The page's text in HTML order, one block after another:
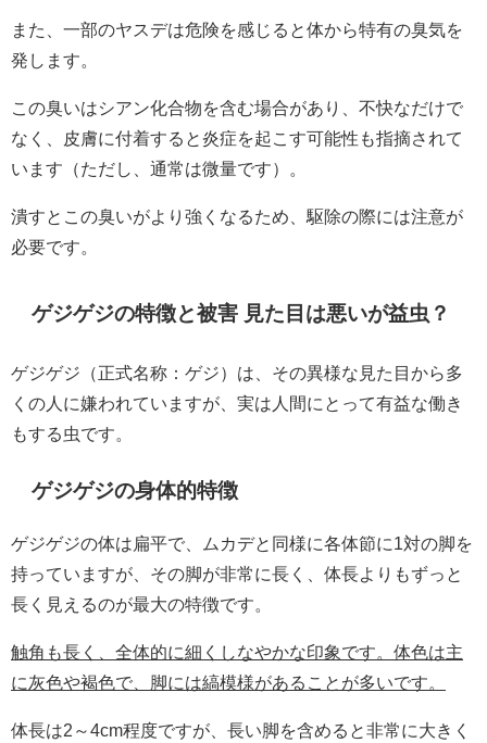
また、一部のヤスデは危険を感じると体から特有の臭気を
発します。
この臭いはシアン化合物を含む場合があり、不快なだけで
なく、皮膚に付着すると炎症を起こす可能性も指摘されて
います（ただし、通常は微量です）。
潰すとこの臭いがより強くなるため、駆除の際には注意が
必要です。
ゲジゲジの特徴と被害 見た目は悪いが益虫？
ゲジゲジ（正式名称：ゲジ）は、その異様な見た目から多
くの人に嫌われていますが、実は人間にとって有益な働き
もする虫です。
ゲジゲジの身体的特徴
ゲジゲジの体は扁平で、ムカデと同様に各体節に1対の脚を
持っていますが、その脚が非常に長く、体長よりもずっと
長く見えるのが最大の特徴です。
触角も長く、全体的に細くしなやかな印象です。体色は主
に灰色や褐色で、脚には縞模様があることが多いです。
体長は2～4cm程度ですが、長い脚を含めると非常に大きく